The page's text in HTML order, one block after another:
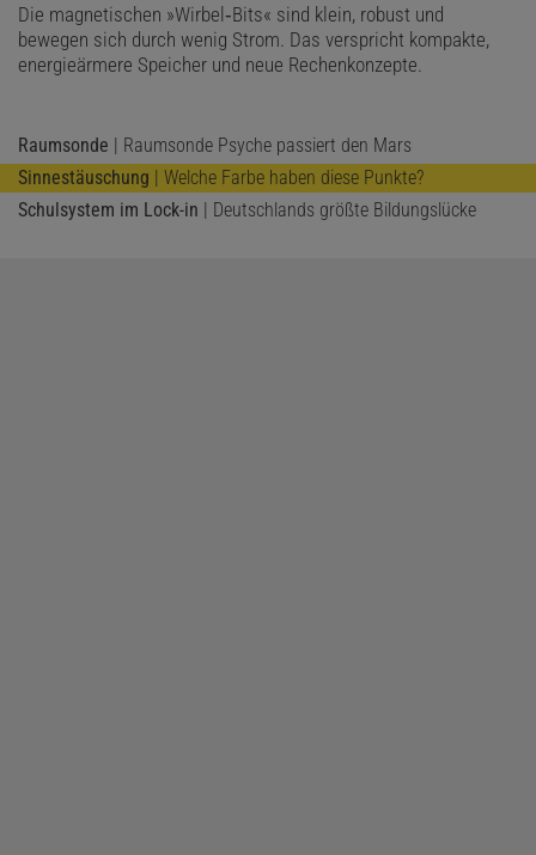
Die magnetischen »Wirbel‑Bits« sind klein, robust und
bewegen sich durch wenig Strom. Das verspricht kompakte,
energieärmere Speicher und neue Rechenkonzepte.
Raumsonde | Raumsonde Psyche passiert den Mars
Sinnestäuschung | Welche Farbe haben diese Punkte?
Schulsystem im Lock-in | Deutschlands größte Bildungslücke